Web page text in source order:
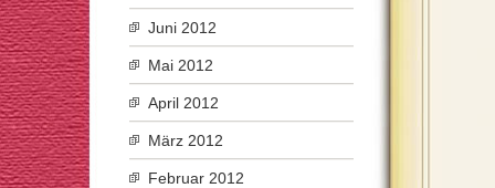
Juni 2012
Mai 2012
April 2012
März 2012
Februar 2012